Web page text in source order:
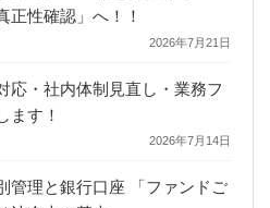
正性確認」へ！！
2026年7月21日
応・社内体制見直し・業務フ
ます！
2026年7月14日
管理と銀行口座 「ファンドご